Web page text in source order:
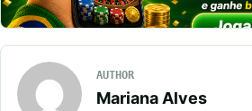
AUTHOR
Mariana Alves